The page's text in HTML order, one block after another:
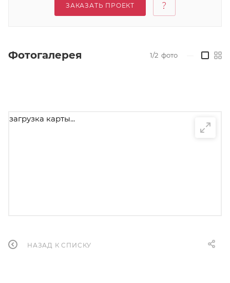
ЗАКАЗАТЬ ПРОЕКТ
Фотогалерея 1/2 фото
загрузка карты...
НАЗАД К СПИСКУ